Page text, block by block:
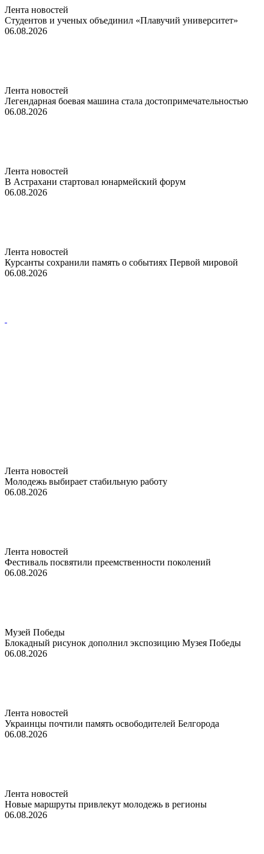
Лента новостей
Студентов и ученых объединил «Плавучий университет»
06.08.2026
Лента новостей
Легендарная боевая машина стала достопримечательностью
06.08.2026
Лента новостей
В Астрахани стартовал юнармейский форум
06.08.2026
Лента новостей
Курсанты сохранили память о событиях Первой мировой
06.08.2026
Лента новостей
Молодежь выбирает стабильную работу
06.08.2026
Лента новостей
Фестиваль посвятили преемственности поколений
06.08.2026
Музей Победы
Блокадный рисунок дополнил экспозицию Музея Победы
06.08.2026
Лента новостей
Украинцы почтили память освободителей Белгорода
06.08.2026
Лента новостей
Новые маршруты привлекут молодежь в регионы
06.08.2026